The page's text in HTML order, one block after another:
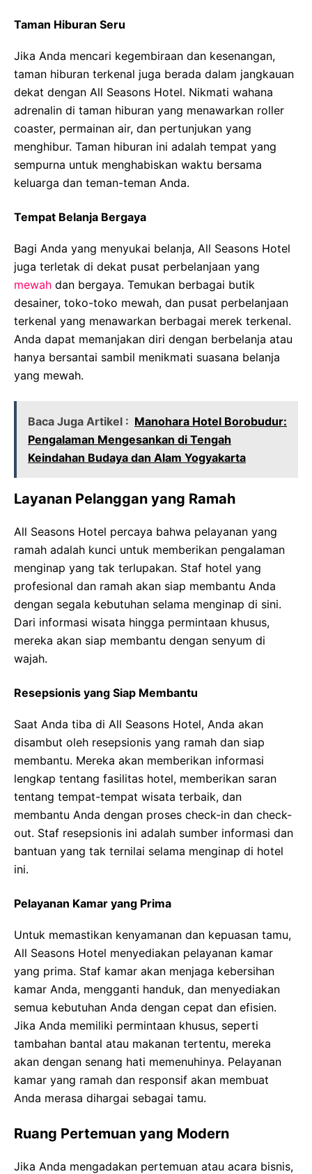
Taman Hiburan Seru
Jika Anda mencari kegembiraan dan kesenangan,
taman hiburan terkenal juga berada dalam jangkauan
dekat dengan All Seasons Hotel. Nikmati wahana
adrenalin di taman hiburan yang menawarkan roller
coaster, permainan air, dan pertunjukan yang
menghibur. Taman hiburan ini adalah tempat yang
sempurna untuk menghabiskan waktu bersama
keluarga dan teman-teman Anda.
Tempat Belanja Bergaya
Bagi Anda yang menyukai belanja, All Seasons Hotel
juga terletak di dekat pusat perbelanjaan yang
mewah dan bergaya. Temukan berbagai butik
desainer, toko-toko mewah, dan pusat perbelanjaan
terkenal yang menawarkan berbagai merek terkenal.
Anda dapat memanjakan diri dengan berbelanja atau
hanya bersantai sambil menikmati suasana belanja
yang mewah.
Baca Juga Artikel : Manohara Hotel Borobudur:
Pengalaman Mengesankan di Tengah
Keindahan Budaya dan Alam Yogyakarta
Layanan Pelanggan yang Ramah
All Seasons Hotel percaya bahwa pelayanan yang
ramah adalah kunci untuk memberikan pengalaman
menginap yang tak terlupakan. Staf hotel yang
profesional dan ramah akan siap membantu Anda
dengan segala kebutuhan selama menginap di sini.
Dari informasi wisata hingga permintaan khusus,
mereka akan siap membantu dengan senyum di
wajah.
Resepsionis yang Siap Membantu
Saat Anda tiba di All Seasons Hotel, Anda akan
disambut oleh resepsionis yang ramah dan siap
membantu. Mereka akan memberikan informasi
lengkap tentang fasilitas hotel, memberikan saran
tentang tempat-tempat wisata terbaik, dan
membantu Anda dengan proses check-in dan check-
out. Staf resepsionis ini adalah sumber informasi dan
bantuan yang tak ternilai selama menginap di hotel
ini.
Pelayanan Kamar yang Prima
Untuk memastikan kenyamanan dan kepuasan tamu,
All Seasons Hotel menyediakan pelayanan kamar
yang prima. Staf kamar akan menjaga kebersihan
kamar Anda, mengganti handuk, dan menyediakan
semua kebutuhan Anda dengan cepat dan efisien.
Jika Anda memiliki permintaan khusus, seperti
tambahan bantal atau makanan tertentu, mereka
akan dengan senang hati memenuhinya. Pelayanan
kamar yang ramah dan responsif akan membuat
Anda merasa dihargai sebagai tamu.
Ruang Pertemuan yang Modern
Jika Anda mengadakan pertemuan atau acara bisnis,